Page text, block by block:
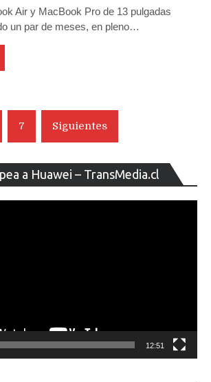
Air y MacBook Pro de 13 pulgadas
un par de meses, en pleno…
7 Siguientes
a Huawei – TransMedia.cl
de
12:51